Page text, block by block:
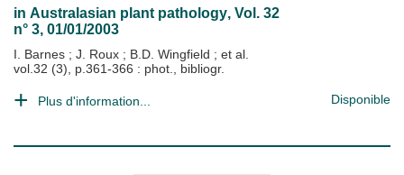
in Australasian plant pathology, Vol. 32
n° 3, 01/01/2003
I. Barnes ; J. Roux ; B.D. Wingfield ; et al.
vol.32 (3), p.361-366 : phot., bibliogr.
Plus d'information... Disponible